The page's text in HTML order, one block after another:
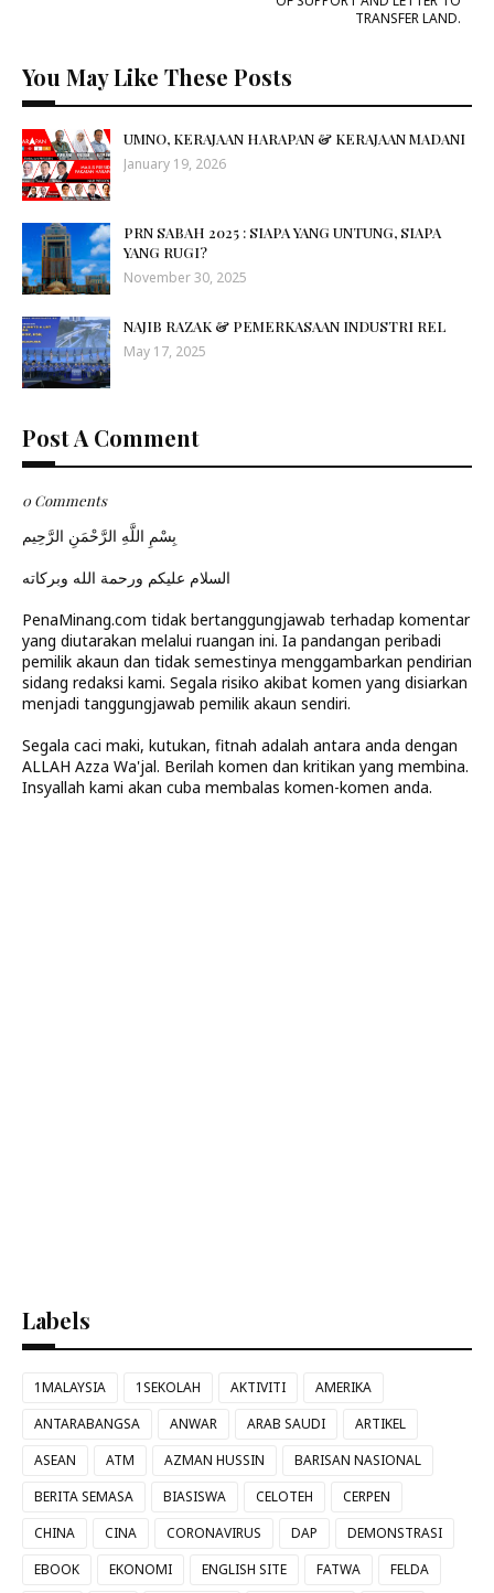
TRANSFER LAND.
You May Like These Posts
UMNO, KERAJAAN HARAPAN & KERAJAAN MADANI
January 19, 2026
PRN SABAH 2025 : SIAPA YANG UNTUNG, SIAPA
YANG RUGI?
November 30, 2025
NAJIB RAZAK & PEMERKASAAN INDUSTRI REL
May 17, 2025
Post A Comment
0 Comments
بِسْمِ اللَّهِ الرَّحْمَنِ الرَّحِيم
السلام عليكم ورحمة الله وبركاته
PenaMinang.com tidak bertanggungjawab terhadap komentar
yang diutarakan melalui ruangan ini. Ia pandangan peribadi
pemilik akaun dan tidak semestinya menggambarkan pendirian
sidang redaksi kami. Segala risiko akibat komen yang disiarkan
menjadi tanggungjawab pemilik akaun sendiri.
Segala caci maki, kutukan, fitnah adalah antara anda dengan
ALLAH Azza Wa'jal. Berilah komen dan kritikan yang membina.
Insyallah kami akan cuba membalas komen-komen anda.
Labels
1MALAYSIA 1SEKOLAH AKTIVITI
AMERIKA
ANTARABANGSA
ANWAR ARAB SAUDI
ARTIKEL
ASEAN
ATM AZMAN HUSSIN
BARISAN NASIONAL
BERITA SEMASA
BIASISWA CELOTEH
CERPEN
CHINA
CINA CORONAVIRUS DAP
DEMONSTRASI
EBOOK
EKONOMI ENGLISH SITE FATWA
FELDA